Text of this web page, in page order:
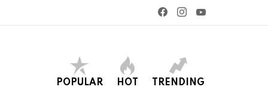
facebookinstagram
POPULAR HOT TRENDING